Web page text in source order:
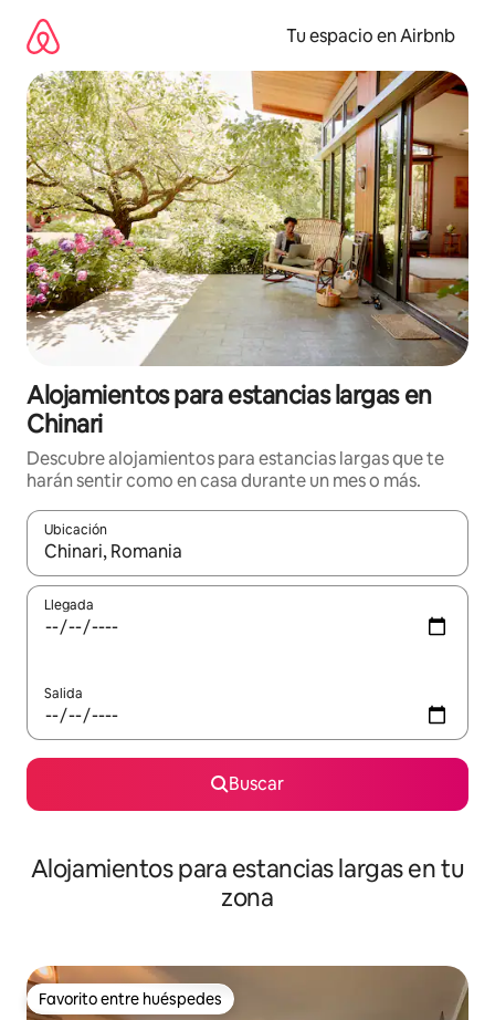
contenido
Tu espacio en Airbnb
Alojamientos para estancias largas en
Chinari
Descubre alojamientos para estancias largas que te
harán sentir como en casa durante un mes o más.
Ubicación
Cuando los resultados estén disponibles, podrás navegar
Llegada
Salida
Buscar
Alojamientos para estancias largas en tu
zona
Favorito entre huéspedes
Favorito entre huéspedes